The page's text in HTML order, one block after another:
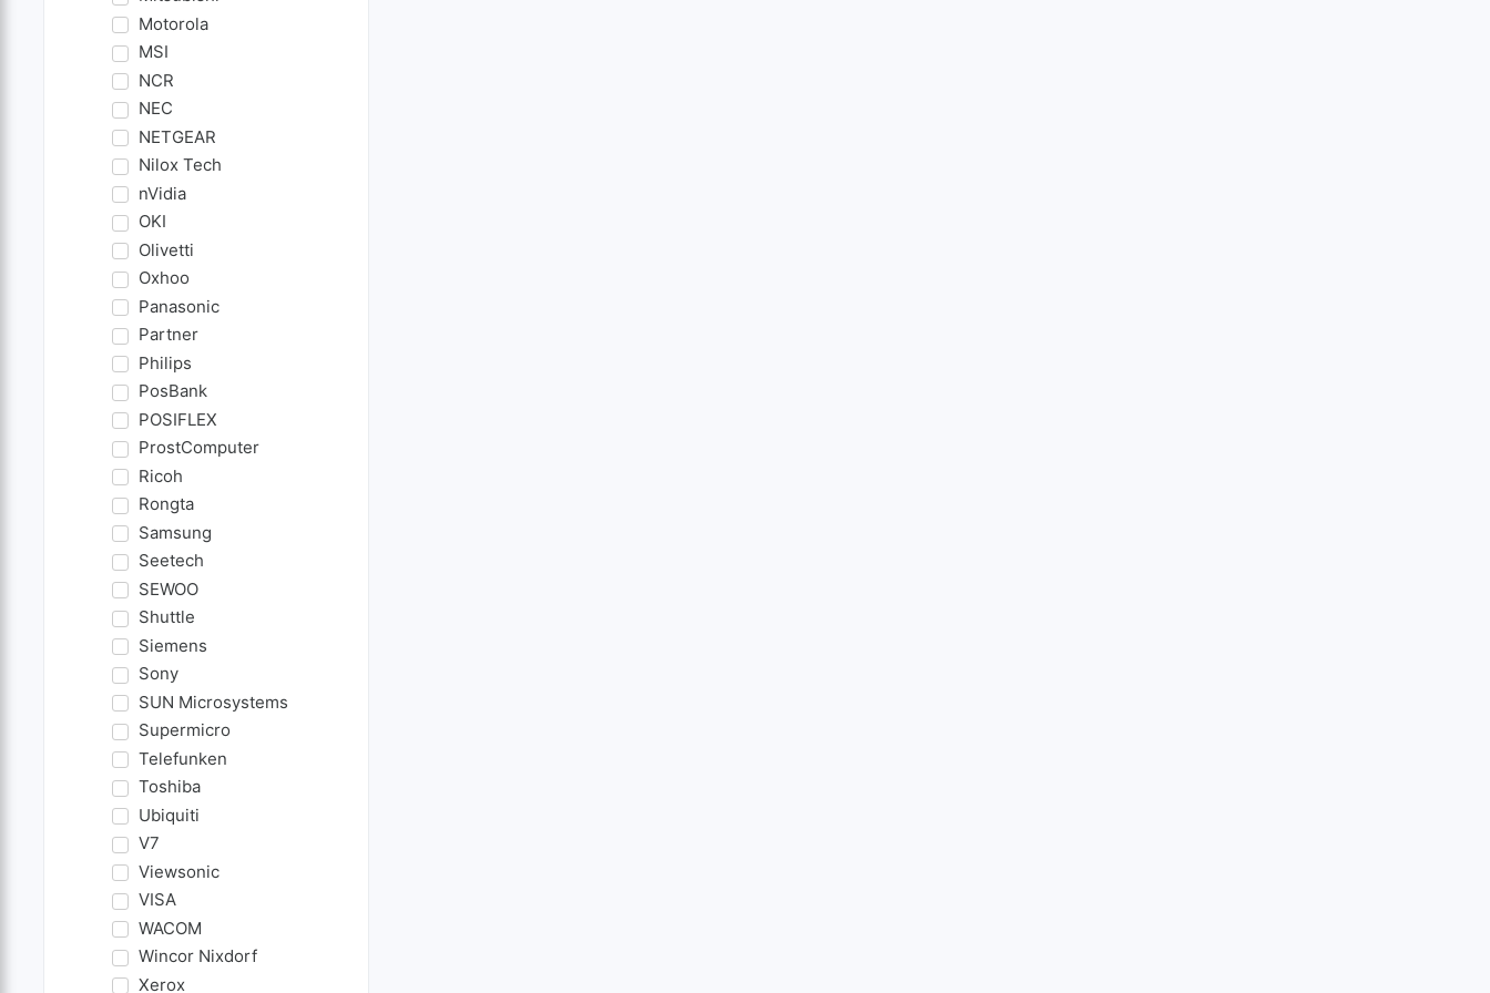
Motorola
MSI
NCR
NEC
NETGEAR
Nilox Tech
nVidia
OKI
Olivetti
Oxhoo
Panasonic
Partner
Philips
PosBank
POSIFLEX
ProstComputer
Ricoh
Rongta
Samsung
Seetech
SEWOO
Shuttle
Siemens
Sony
SUN Microsystems
Supermicro
Telefunken
Toshiba
Ubiquiti
V7
Viewsonic
VISA
WACOM
Wincor Nixdorf
Xerox